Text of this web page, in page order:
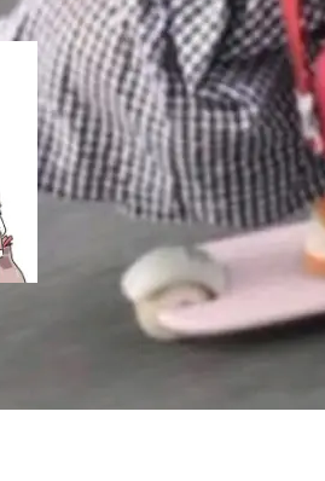
对数据安全要求较...
充分利用，以及持
。 深信服AI算力网关
Token治理和成本治
算力都看得清、管
安全！ 一、从现在开
还有 Sanjay Ghema
，Jeff Dean 二十多
和 Bigtable 的共同
大脑核心成员，Se
人）以及 Oriol Vin
AlphaSta...
忆搜索增强
编码智能体，这一轮
住」三件事一次补
是杭州无
码智能体——一位全
理解需求、规划步
挑平台，curl 一行
· GitCode · GitHu
）、macOS / Linu
。 # macOS / Linu
https://solon.noea
放AI Coding
CodeArts）
作用与价值 在软件工
知识资产的主要载
含数十万乃至数百万
调用可承载的上下
续扩张与代码历史的
系、接口契约、业
于数十乃至数百个文
识关联网络。传统的